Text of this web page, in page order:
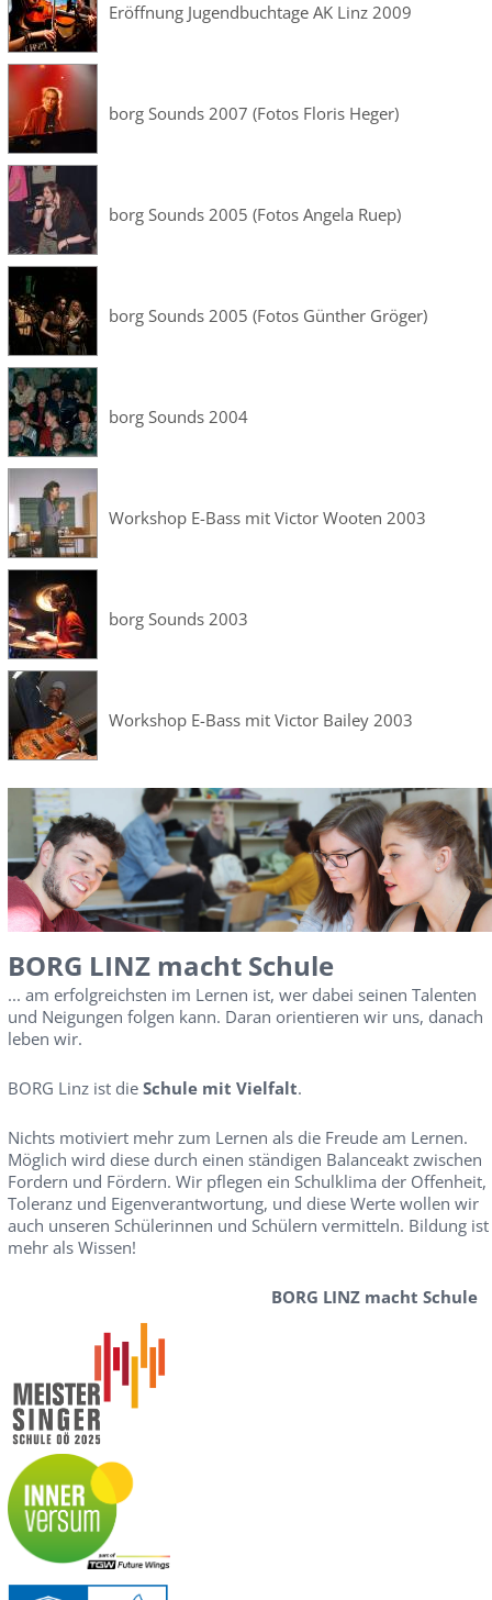
Eröffnung Jugendbuchtage AK Linz 2009
borg Sounds 2007 (Fotos Floris Heger)
borg Sounds 2005 (Fotos Angela Ruep)
borg Sounds 2005 (Fotos Günther Gröger)
borg Sounds 2004
Workshop E-Bass mit Victor Wooten 2003
borg Sounds 2003
Workshop E-Bass mit Victor Bailey 2003
BORG LINZ macht Schule
... am erfolgreichsten im Lernen ist, wer dabei seinen Talenten
und Neigungen folgen kann. Daran orientieren wir uns, danach
leben wir.
BORG Linz ist die Schule mit Vielfalt.
Nichts motiviert mehr zum Lernen als die Freude am Lernen.
Möglich wird diese durch einen ständigen Balanceakt zwischen
Fordern und Fördern. Wir pflegen ein Schulklima der Offenheit,
Toleranz und Eigenverantwortung, und diese Werte wollen wir
auch unseren Schülerinnen und Schülern vermitteln. Bildung ist
mehr als Wissen!
BORG LINZ macht Schule